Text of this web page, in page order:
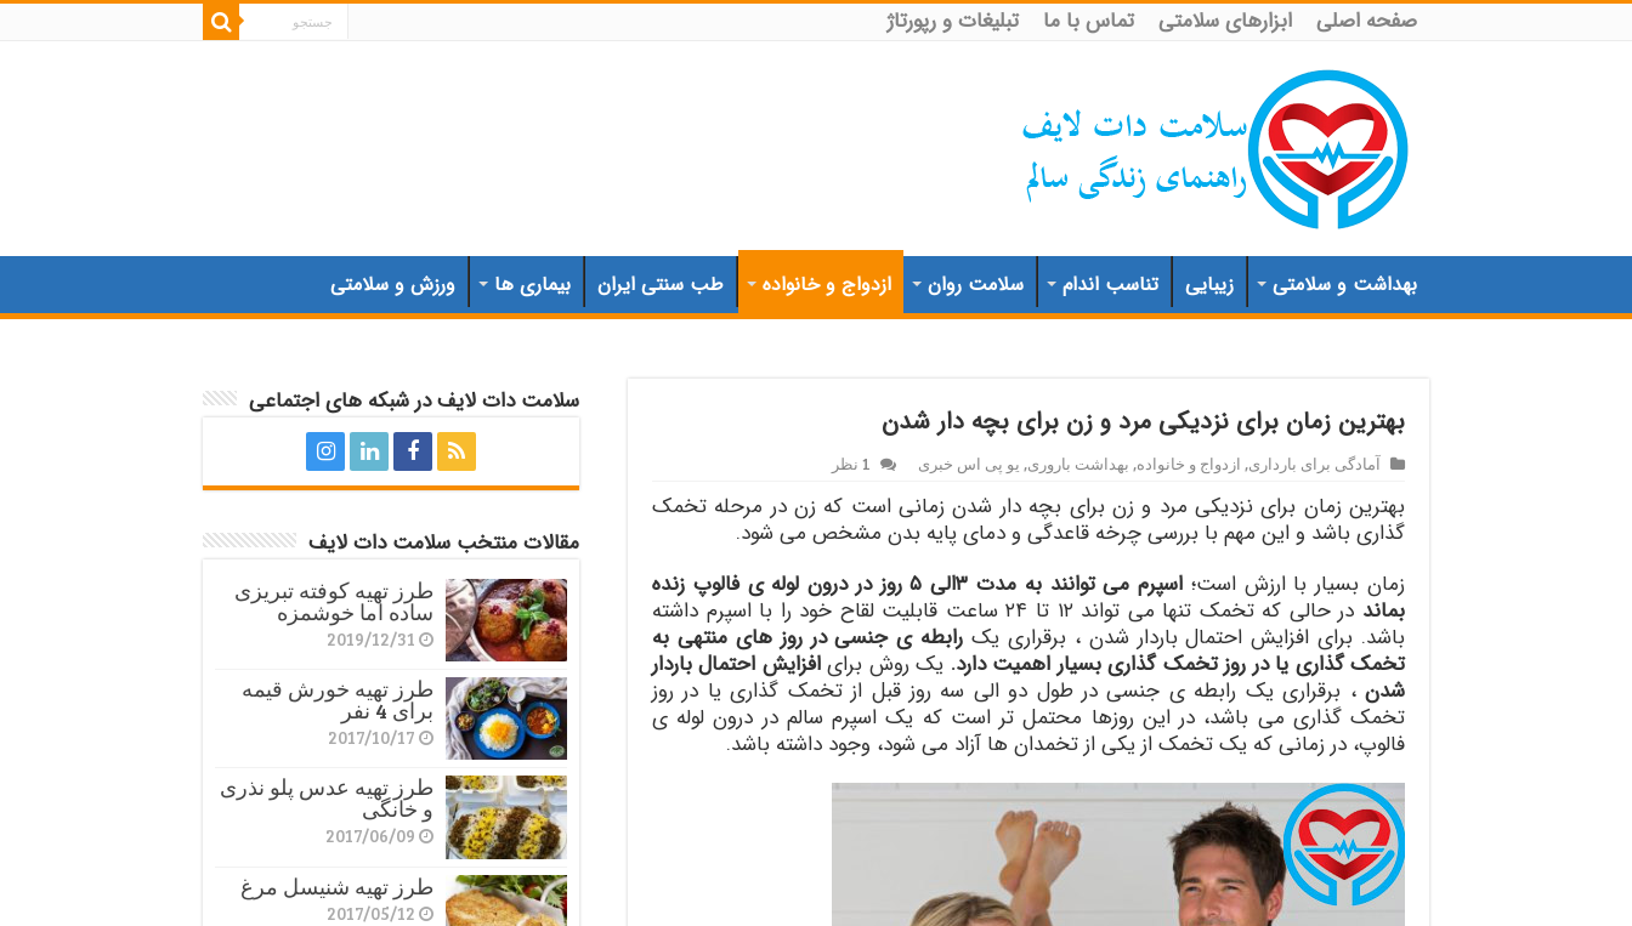
صفحه اصلی ابزارهای سلامتی تماس با ما تبلیغات و رپورتاژ
بهداشت و سلامتی زیبایی تناسب اندام سلامت روان ازدواج و خانواده طب سنتی ایران بیماری ها ورزش و سلامتی
بهترین زمان برای نزدیکی مرد و زن برای بچه دار شدن
آمادگی برای بارداری, ازدواج و خانواده, بهداشت باروری, یو پی اس خبری 1 نظر
بهترین زمان برای نزدیکی مرد و زن برای بچه دار شدن زمانی است که زن در مرحله تخمک
گذاری باشد و این مهم با بررسی چرخه قاعدگی و دمای پایه بدن مشخص می شود.
زمان بسیار با ارزش است؛
اسپرم می توانند به مدت ۳الی ۵ روز در درون لوله ی فالوپ زنده
بماند
در حالی که تخمک تنها می تواند ۱۲ تا ۲۴ ساعت قابلیت لقاح خود را با اسپرم داشته
باشد. برای افزایش احتمال باردار شدن ، برقراری یک رابطه ی جنسی در روز های منتهی به
تخمک گذاری یا در روز تخمک گذاری بسیار اهمیت دارد. یک روش برایافزایش احتمال باردار
شدن ، برقراری یک رابطه ی جنسی در طول دو الی سه روز قبل از تخمک گذاری یا در روز
تخمک گذاری می باشد، در این روزها محتمل تر است که یک اسپرم سالم در درون لوله ی
فالوپ، در زمانی که یک تخمک از یکی از تخمدان ها آزاد می شود، وجود داشته باشد.
سلامت دات لایف در شبکه های اجتماعی
مقالات منتخب سلامت دات لایف
طرز تهیه کوفته تبریزی
ساده اما خوشمزه
2019/12/31
طرز تهیه خورش قیمه
برای 4 نفر
2017/10/17
طرز تهیه عدس پلو نذری
و خانگی
2017/06/09
طرز تهیه شنیسل مرغ
2017/05/12